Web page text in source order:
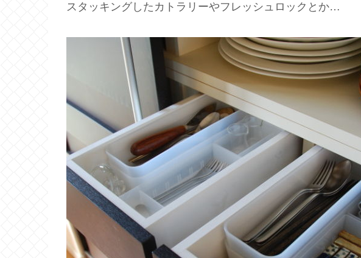
スタッキングしたカトラリーやフレッシュロックとか…